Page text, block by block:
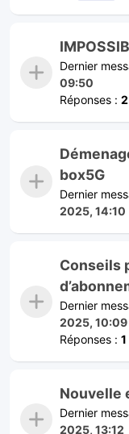
Dernier
09:50
Réponses : 2
box5G
Dernier
2025, 14:10
Conseils
Dernier
2025, 10:09
Réponses : 1
Nouvelle
Dernier
2025, 13:12